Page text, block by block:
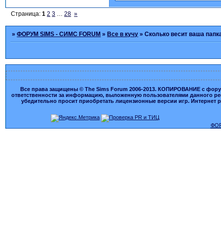
Страница:1 2 3 28 »
»ФОРУМ SIMS - СИМС FORUM » Все в кучу »Сколько весит ваша
Все права защищены © The Sims Forum 2006-2013. КОПИРОВАНИЕ с
ответственности за информацию, выложенную пользователями данного
убедительно просит приобретать лицензионные версии игр.